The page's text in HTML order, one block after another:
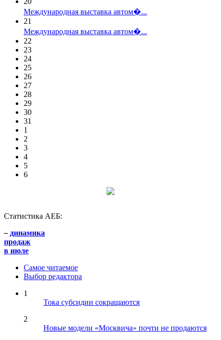
Международная выставка автом�...
21
Международная выставка автом�...
22
23
24
25
26
27
28
29
30
31
1
2
3
4
5
6
Статистика АЕБ:
– динамика
продаж
в июле
Самое читаемое
Выбор редактора
1
Тока субсидии сокращаются
2
Новые модели «Москвича» почти не продаются